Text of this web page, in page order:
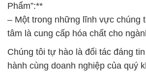
Phẩm”:**
– Một trong những lĩnh vực chúng
tâm là cung cấp hóa chất cho
Chúng tôi tự hào là đối tác đáng
hành cùng doanh nghiệp của quý